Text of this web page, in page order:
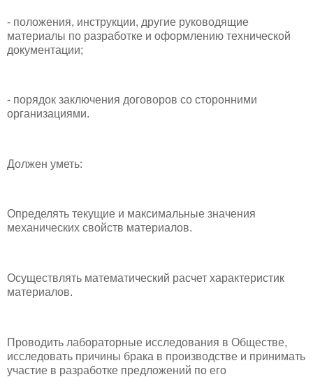
- положения, инструкции, другие руководящие
материалы по разработке и оформлению технической
документации;
- порядок заключения договоров со сторонними
организациями.
Должен уметь:
Определять текущие и максимальные значения
механических свойств материалов.
Осуществлять математический расчет характеристик
материалов.
Проводить лабораторные исследования в Обществе,
исследовать причины брака в производстве и принимать
участие в разработке предложений по его